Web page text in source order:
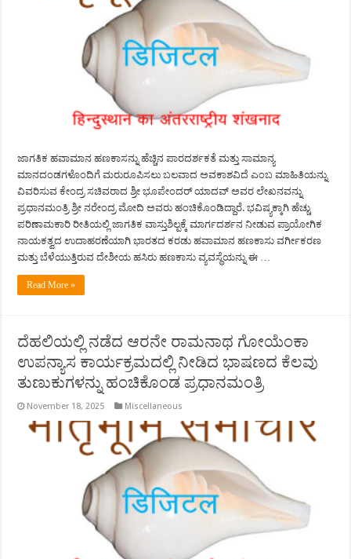
ಜಾಗತಿಕ ಹವಾಮಾನ ಹಣಕಾಸನ್ನು ಹೆಚ್ಚಿನ ಪಾರದರ್ಶಕತೆ ಮತ್ತು ಸಾಮಾನ್ಯ
ಮಾನದಂಡಗಳೊಂದಿಗೆ ಮರುರೂಪಿಸಲು ಬಲವಾದ ಅವಕಾಶವಿದೆ ಎಂಬ ಮಾಹಿತಿಯನ್ನು
ವಿವರಿಸುವ ಕೇಂದ್ರ ಸಚಿವರಾದ ಶ್ರೀ ಭೂಪೇಂದರ್ ಯಾದವ್ ಅವರ ಲೇಖನವನ್ನು
ಪ್ರಧಾನಮಂತ್ರಿ ಶ್ರೀ ನರೇಂದ್ರ ಮೋದಿ ಅವರು ಹಂಚಿಕೊಂಡಿದ್ದಾರೆ. ಭವಿಷ್ಯಕ್ಕಾಗಿ ಹೆಚ್ಚು
ಪರಿಣಾಮಕಾರಿ ರೀತಿಯಲ್ಲಿ ಜಾಗತಿಕ ವಾಸ್ತುಶಿಲ್ಪಕ್ಕೆ ಮಾರ್ಗದರ್ಶನ ನೀಡುವ ಪ್ರಾಯೋಗಿಕ
ನಾಯಕತ್ವದ ಉದಾಹರಣೆಯಾಗಿ ಭಾರತದ ಕರಡು ಹವಾಮಾನ ಹಣಕಾಸು ವರ್ಗೀಕರಣ
ಮತ್ತು ಬೆಳೆಯುತ್ತಿರುವ ದೇಶೀಯ ಹಸಿರು ಹಣಕಾಸು ವ್ಯವಸ್ಥೆಯನ್ನು ಈ …
Read More »
ದೆಹಲಿಯಲ್ಲಿ ನಡೆದ ಆರನೇ ರಾಮನಾಥ ಗೋಯೆಂಕಾ
ಉಪನ್ಯಾಸ ಕಾರ್ಯಕ್ರಮದಲ್ಲಿ ನೀಡಿದ ಭಾಷಣದ ಕೆಲವು
ತುಣುಕುಗಳನ್ನು ಹಂಚಿಕೊಂಡ ಪ್ರಧಾನಮಂತ್ರಿ
November 18, 2025 Miscellaneous